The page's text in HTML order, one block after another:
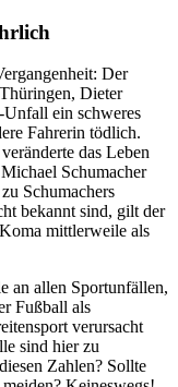
Der
Dieter
ein schweres
Fahrerin tödlich.
das Leben
Schumacher
Schumachers
bekannt sind, gilt der
mittlerweile als
an allen Sportunfällen,
Fußball als
verursacht
sind hier zu
Zahlen? Sollte